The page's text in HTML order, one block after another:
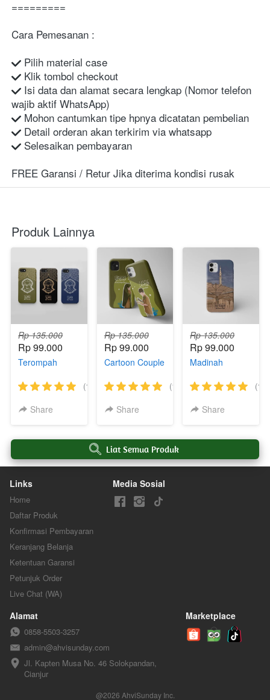
=========
Cara Pemesanan :
Pilih material case
Klik tombol checkout
Isi data dan alamat secara lengkap (Nomor telefon
wajib aktif WhatsApp)
Mohon cantumkan tipe hpnya dicatatan pembelian
Detail orderan akan terkirim via whatsapp
Selesaikan pembayaran
FREE Garansi / Retur Jika diterima kondisi rusak
Produk Lainnya
Rp 135.000
Rp 99.000
Terompah
(18)
Share
Rp 135.000
Rp 99.000
Cartoon Couple
(15)
Share
Rp 135.000
Rp 99.000
Madinah
(18)
Share
` Liat Semua Produk
Links
Home
Daftar Produk
Konfirmasi Pembayaran
Keranjang Belanja
Ketentuan Garansi
Petunjuk Order
Live Chat (WA)
Media Sosial
Alamat
0858-5503-3257
admin@ahvisunday.com
Jl. Kapten Musa No. 46 Solokpandan,
Cianjur
Marketplace
@2026 AhviSunday Inc.